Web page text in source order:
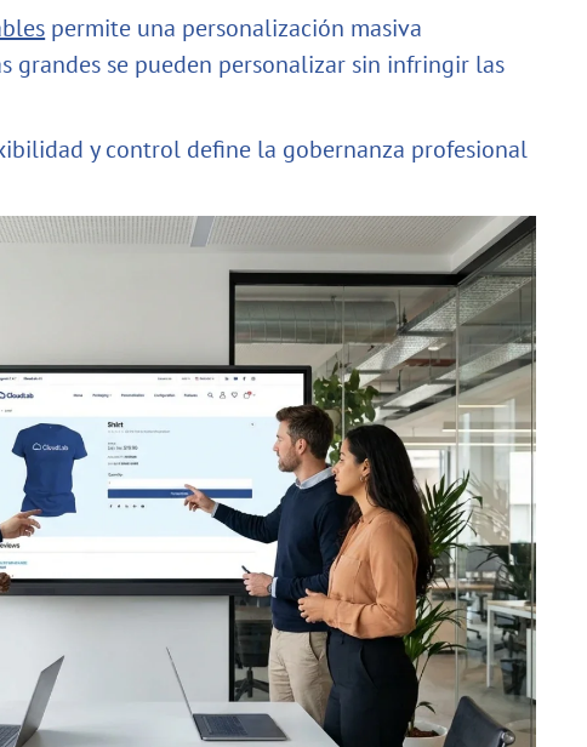
permite una personalización masiva
grandes se pueden personalizar sin infringir las
y control define la gobernanza profesional